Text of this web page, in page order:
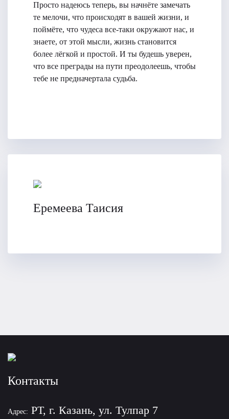
Просто надеюсь теперь, вы начнёте замечать
те мелочи, что происходят в вашей жизни, и
поймёте, что чудеса все-таки окружают нас, и
знаете, от этой мысли, жизнь становится
более лёгкой и простой. И ты будешь уверен,
что все преграды на пути преодолеешь, чтобы
тебе не предначертала судьба.
Еремеева Таисия
Контакты
Адрес: РТ, г. Казань, ул. Тулпар 7